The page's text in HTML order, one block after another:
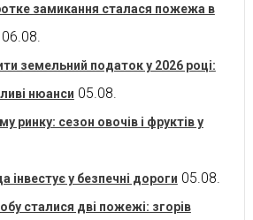
замикання сталася пожежа в
06.08.
земельний податок у 2026 році:
нюанси 05.08.
ринку: сезон овочів і фруктів у
інвестує у безпечні дороги 05.08.
сталися дві пожежі: згорів